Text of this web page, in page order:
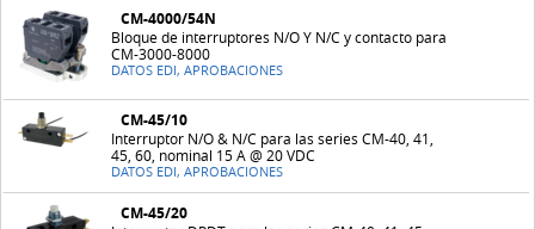
CM-4000/54N
Bloque de interruptores N/O Y N/C y contacto para
CM-3000-8000
DATOS EDI, APROBACIONES
CM-45/10
Interruptor N/O & N/C para las series CM-40, 41,
45, 60, nominal 15 A @ 20 VDC
DATOS EDI, APROBACIONES
CM-45/20